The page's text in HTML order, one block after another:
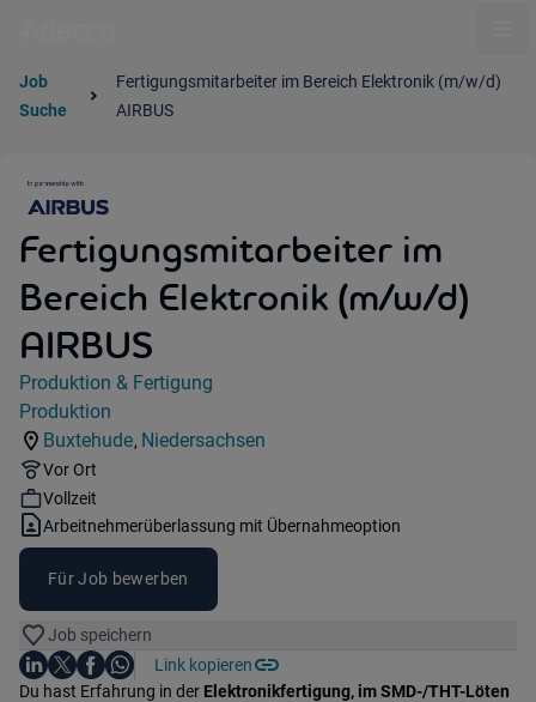
Job
Suche
Fertigungsmitarbeiter im Bereich Elektronik (m/w/d)
AIRBUS
Fertigungsmitarbeiter im
Bereich Elektronik (m/w/d)
AIRBUS
Jobdetails
Kategorie:
Produktion & Fertigung
Industry:
Produktion
Standorte:
Buxtehude,
Region:
Niedersachsen
Remote Option:
Vor Ort
Workhours:
Vollzeit
Vertragsart:
Arbeitnehmerüberlassung mit Übernahmeoption
Für Job bewerben
Job speichern
Teile diesen Job
Auf LinkedIn teilen
Auf X teilen
Auf Facebook teilen
Auf WhatsApp teilen
Link kopieren
Einleitung
Du hast Erfahrung in der Elektronikfertigung, im SMD-/THT-Löten